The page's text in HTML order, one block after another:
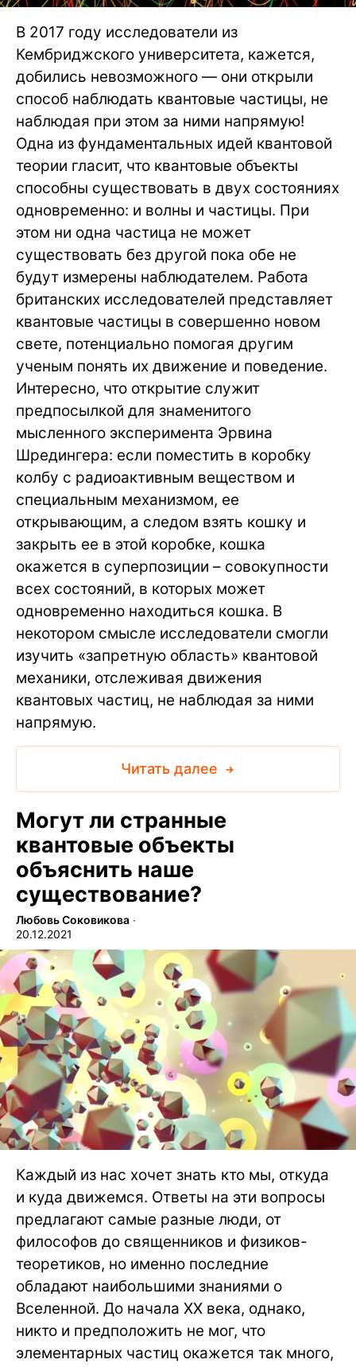
В 2017 году исследователи из
Кембриджского университета, кажется,
добились невозможного — они открыли
способ наблюдать квантовые частицы, не
наблюдая при этом за ними напрямую!
Одна из фундаментальных идей квантовой
теории гласит, что квантовые объекты
способны существовать в двух состояниях
одновременно: и волны и частицы. При
этом ни одна частица не может
существовать без другой пока обе не
будут измерены наблюдателем. Работа
британских исследователей представляет
квантовые частицы в совершенно новом
свете, потенциально помогая другим
ученым понять их движение и поведение.
Интересно, что открытие служит
предпосылкой для знаменитого
мысленного эксперимента Эрвина
Шредингера: если поместить в коробку
колбу с радиоактивным веществом и
специальным механизмом, ее
открывающим, а следом взять кошку и
закрыть ее в этой коробке, кошка
окажется в суперпозиции – совокупности
всех состояний, в которых может
одновременно находиться кошка. В
некотором смысле исследователи смогли
изучить «запретную область» квантовой
механики, отслеживая движения
квантовых частиц, не наблюдая за ними
напрямую.
Читать далее
Могут ли странные
квантовые объекты
объяснить наше
существование?
Любовь Соковикова ∙
20.12.2021
Каждый из нас хочет знать кто мы, откуда
и куда движемся. Ответы на эти вопросы
предлагают самые разные люди, от
философов до священников и физиков-
теоретиков, но именно последние
обладают наибольшими знаниями о
Вселенной. До начала ХХ века, однако,
никто и предположить не мог, что
элементарных частиц окажется так много,